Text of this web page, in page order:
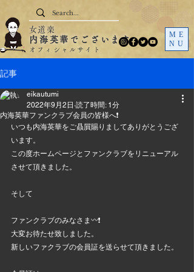
ME
NU
女道楽
内海英華でございます
オフィシャルサイト
記事
内海英華ファンクラブ会員の皆様へ❗
eikautumi
2022年9月2日 読了時間: 1分
いつも内海英華をご贔屓賜りましてありがとうござ
います。
この度ホームページとファンクラブをリニューアル
させて頂きました。
そして
ファンクラブのみなさま〰️❗
大変お待たせ致しました。
新しいファクラブの会員証を送らせて頂きました。